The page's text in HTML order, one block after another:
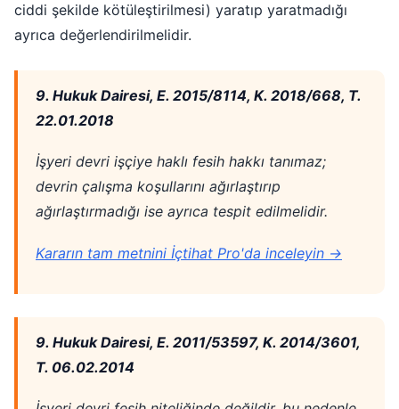
ciddi şekilde kötüleştirilmesi) yaratıp yaratmadığı
ayrıca değerlendirilmelidir.
9. Hukuk Dairesi, E. 2015/8114, K. 2018/668, T.
22.01.2018
İşyeri devri işçiye haklı fesih hakkı tanımaz;
devrin çalışma koşullarını ağırlaştırıp
ağırlaştırmadığı ise ayrıca tespit edilmelidir.
Kararın tam metnini İçtihat Pro'da inceleyin →
9. Hukuk Dairesi, E. 2011/53597, K. 2014/3601,
T. 06.02.2014